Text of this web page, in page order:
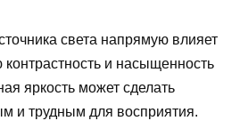
света напрямую влияет
и насыщенность
яркость может сделать
и трудным для восприятия.